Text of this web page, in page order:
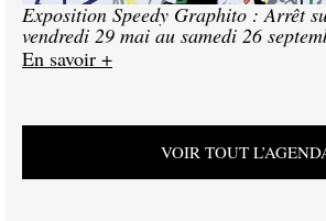
Exposition Speedy Graphito : Arrêt
vendredi 29 mai au samedi 26
En savoir +
VOIR TOUT